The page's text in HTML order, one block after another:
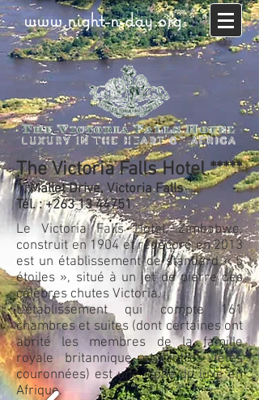
www.night-n-day.org
The Victoria Falls Hotel *****
1, Mallet Drive, Victoria Falls
Tél. : +263 13 44751
Le Victoria Falls Hotel, Zimbabwe,
construit en 1904 et redécoré en 2013
est un établissement de standard « 5
étoiles », situé à un jet de pierre des
célèbres chutes Victoria.
L’établissement qui compte 161
chambres et suites (dont certaines ont
abrité les membres de la famille
royale britannique et autres têtes
couronnées) est une icône du luxe en
Afrique.